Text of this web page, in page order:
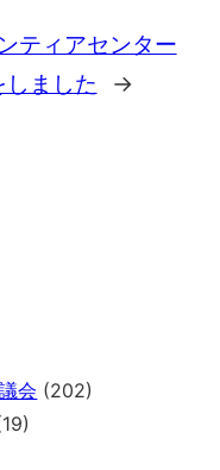
ティアセンター
ました
→
会 (202)